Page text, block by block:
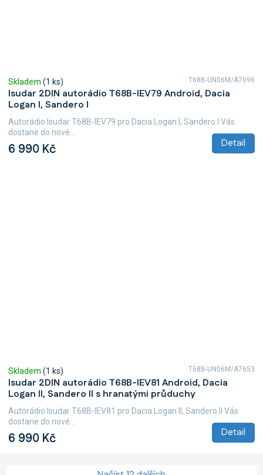
Isudar 2DIN autorádio T68B-IEV79 Android, Dacia
Logan I, Sandero I
Skladem (1 ks)
6 990 Kč Detail
Autorádio Isudar T68B-IEV79 pro Dacia Logan I, Sandero I Vás
dostane do nové...
T68B-UN06M/A7096
Isudar 2DIN autorádio T68B-IEV81 Android, Dacia
Logan II, Sandero II s hranatými průduchy
Skladem (1 ks)
6 990 Kč Detail
Autorádio Isudar T68B-IEV81 pro Dacia Logan II, Sandero II Vás
dostane do nové...
T68B-UN06M/A7653